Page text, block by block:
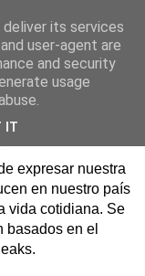
expresar nuestra
en nuestro país
vida cotidiana. Se
basados en el
its services
user-agent are
and security
usage
IT